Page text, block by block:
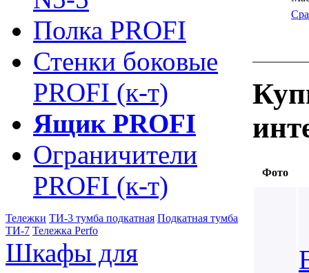
Полка PROFI
Стенки боковые
PROFI (к-т)
Ящик PROFI
Ограничители
PROFI (к-т)
Тележки ТИ-3 тумба подкатная Подкатная тумба
ТИ-7 Тележка Perfo
Шкафы для
Фото